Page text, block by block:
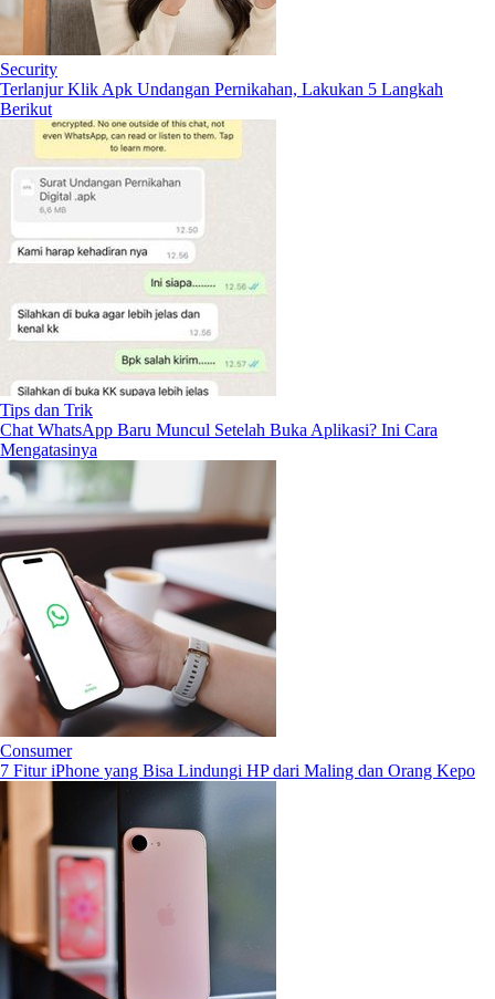
Security
Terlanjur Klik Apk Undangan Pernikahan, Lakukan 5 Langkah
Berikut
Tips dan Trik
Chat WhatsApp Baru Muncul Setelah Buka Aplikasi? Ini Cara
Mengatasinya
Consumer
7 Fitur iPhone yang Bisa Lindungi HP dari Maling dan Orang Kepo